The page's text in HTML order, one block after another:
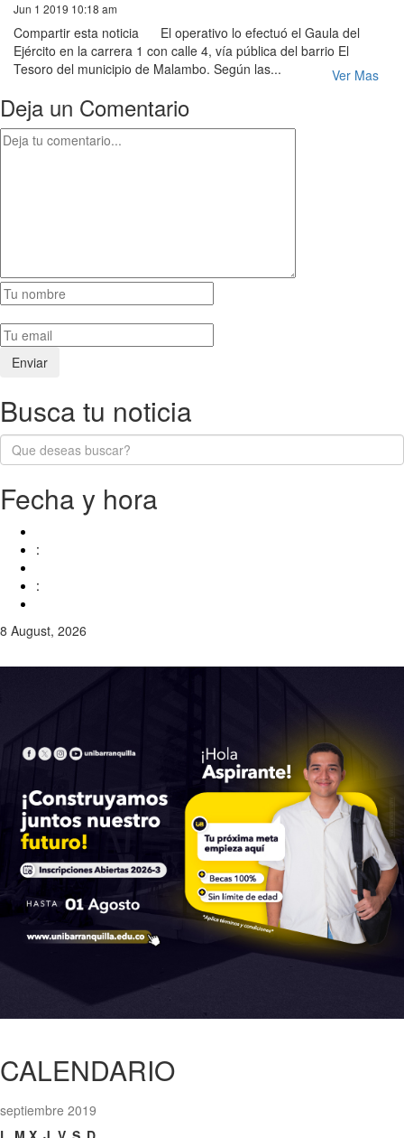
Jun 1 2019 10:18 am
Compartir esta noticia El operativo lo efectuó el Gaula del
Ejército en la carrera 1 con calle 4, vía pública del barrio El
Tesoro del municipio de Malambo. Según las...
Ver Mas
Deja un Comentario
Busca tu noticia
Fecha y hora
:
:
8 August, 2026
CALENDARIO
septiembre 2019